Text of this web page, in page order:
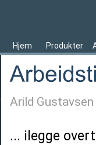
Hjem Produkter
Arild
... ilegge